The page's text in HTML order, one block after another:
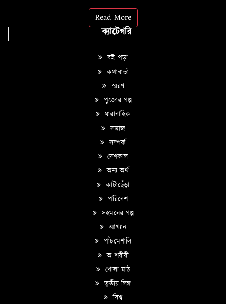
Read More
ক্যাটেগরি
বই পড়া
কথাবার্তা
স্মরণ
পুজোর গল্প
ধারাবাহিক
সমাজ
সম্পর্ক
দেশকাল
অন্য অর্থ
কাটাছেঁড়া
পরিবেশ
সহমনের গল্প
আখ্যান
পাঁচমেশালি
অ-শরীরী
খোলা মাঠ
তৃতীয় লিঙ্গ
বিশ্ব